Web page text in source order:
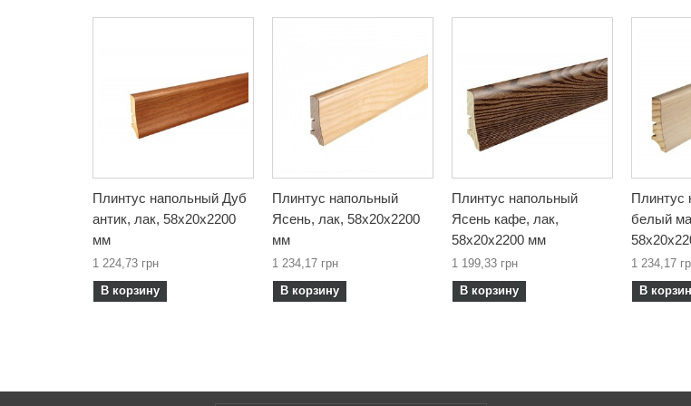
Плинтус напольный Дуб
антик, лак, 58х20х2200
мм
1 224,73 грн
В корзину
Плинтус напольный
Ясень, лак, 58х20х2200
мм
1 234,17 грн
В корзину
Плинтус напольный
Ясень кафе, лак,
58х20х2200 мм
1 199,33 грн
В корзину
Плинтус
белый
1 234,17
В